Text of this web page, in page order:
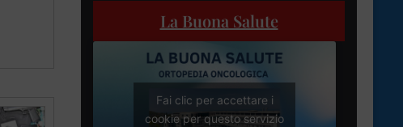
La Buona Salute
Fai clic per accettare i
cookie per questo servizio